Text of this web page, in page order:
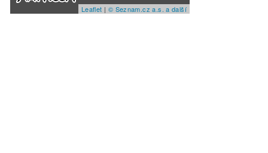
Leaflet | © Seznam.cz a.s. a další